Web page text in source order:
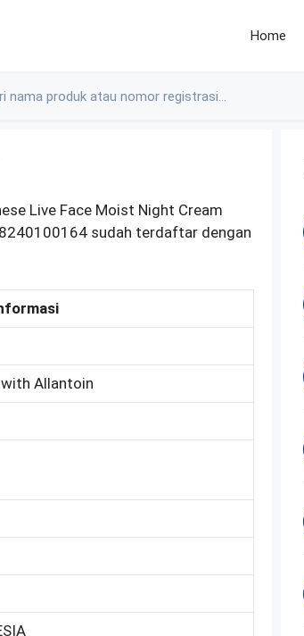
Home
Live Face Moist Night Cream
sudah terdaftar dengan
Allantoin